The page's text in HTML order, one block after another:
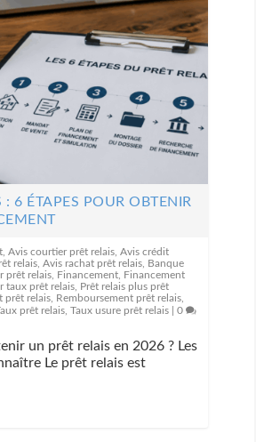
: 6 ÉTAPES POUR OBTENIR
,Avis courtier prêt relais ,Avis crédit
relais ,Avis rachat prêt relais Banque
prêt relais Financement Financement
taux prêt relais Prêt relais plus prêt
prêt relais Remboursement prêt relais
prêt relais ,Taux usure prêt relais |0
un prêt relais en 2026 ? Les
Le prêt relais est